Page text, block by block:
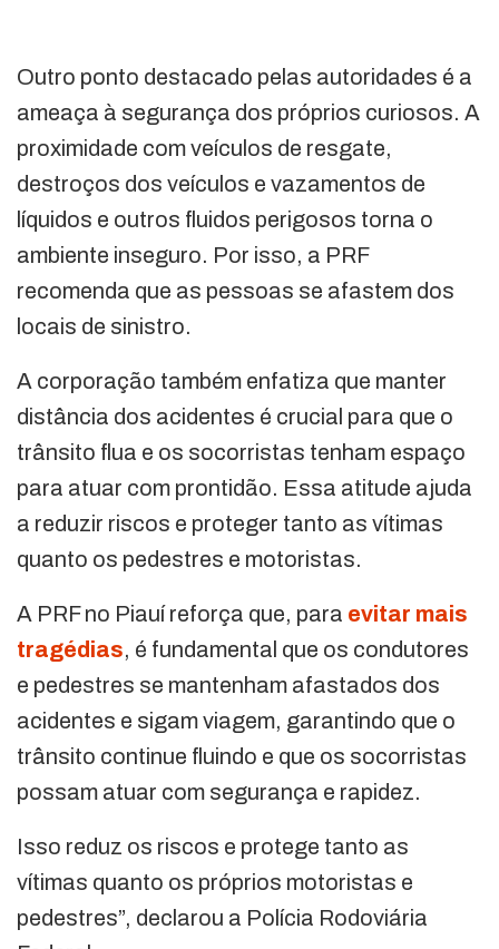
Outro ponto destacado pelas autoridades é a
ameaça à segurança dos próprios curiosos. A
proximidade com veículos de resgate,
destroços dos veículos e vazamentos de
líquidos e outros fluidos perigosos torna o
ambiente inseguro. Por isso, a PRF
recomenda que as pessoas se afastem dos
locais de sinistro.
A corporação também enfatiza que manter
distância dos acidentes é crucial para que o
trânsito flua e os socorristas tenham espaço
para atuar com prontidão. Essa atitude ajuda
a reduzir riscos e proteger tanto as vítimas
quanto os pedestres e motoristas.
A PRF no Piauí reforça que, para evitar mais
tragédias, é fundamental que os condutores
e pedestres se mantenham afastados dos
acidentes e sigam viagem, garantindo que o
trânsito continue fluindo e que os socorristas
possam atuar com segurança e rapidez.
Isso reduz os riscos e protege tanto as
vítimas quanto os próprios motoristas e
pedestres”, declarou a Polícia Rodoviária